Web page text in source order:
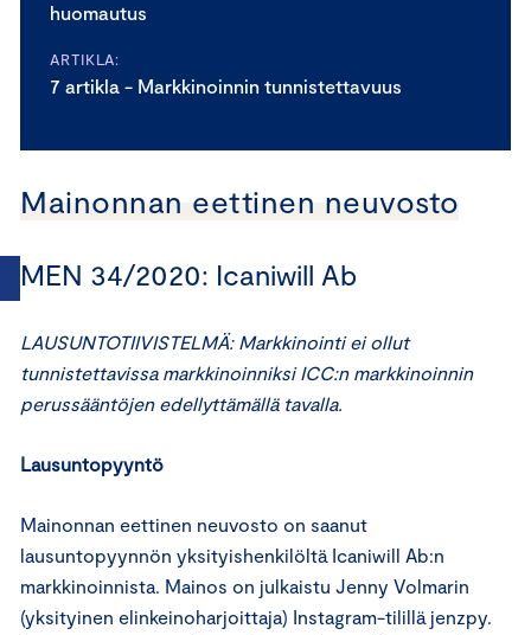
huomautus
ARTIKLA:
7 artikla - Markkinoinnin tunnistettavuus
Mainonnan eettinen neuvosto
MEN 34/2020: Icaniwill Ab
LAUSUNTOTIIVISTELMÄ: Markkinointi ei ollut
tunnistettavissa markkinoinniksi ICC:n markkinoinnin
perussääntöjen edellyttämällä tavalla.
Lausuntopyyntö
Mainonnan eettinen neuvosto on saanut
lausuntopyynnön yksityishenkilöltä Icaniwill Ab:n
markkinoinnista. Mainos on julkaistu Jenny Volmarin
(yksityinen elinkeinoharjoittaja) Instagram-tilillä jenzpy.